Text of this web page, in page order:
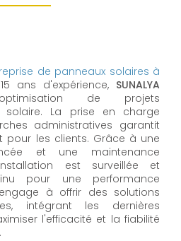
de panneaux solaires à
ans d'expérience, SUNALYA
de projets
solaire. La prise en charge
administratives garantit
pour les clients. Grâce à une
et une maintenance
est surveillée et
pour une performance
à offrir des solutions
intégrant les dernières
l'efficacité et la fiabilité